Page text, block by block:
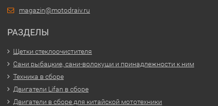
magazin@motodraiv.ru
РАЗДЕЛЫ
Щетки стеклоочистителя
Сани рыбацкие, сани-волокуши и принадлежности к ним
Техника в сборе
Двигатели Lifan в сборе
Двигатели в сборе для китайской мототехники